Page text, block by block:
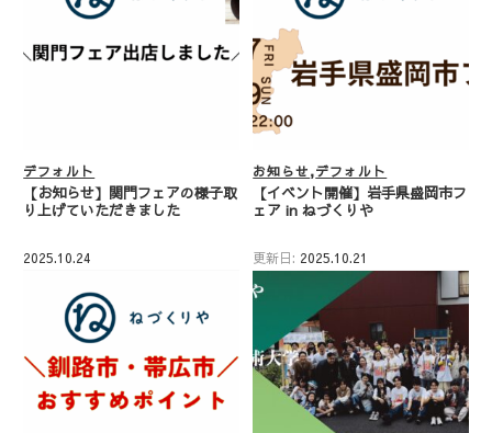
デフォルト
【お知らせ】関門フェアの様子取
り上げていただきました
2025.10.24
お知らせ デフォルト
【イベント開催】岩手県盛岡市フ
ェア in ねづくりや
更新日: 2025.10.21